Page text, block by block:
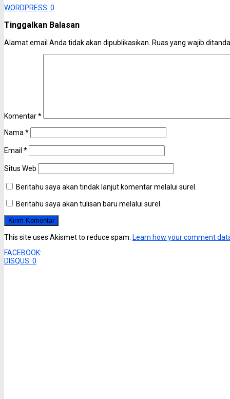
WORDPRESS: 0
Tinggalkan Balasan
Alamat email Anda tidak akan dipublikasikan. Ruas yang wajib
Komentar*
Nama *
Email *
Situs Web
Beritahu saya akan tindak lanjut komentar melalui surel.
Beritahu saya akan tulisan baru melalui surel.
This site uses Akismet to reduce spam. Learn how your comment
FACEBOOK:
DISQUS: 0